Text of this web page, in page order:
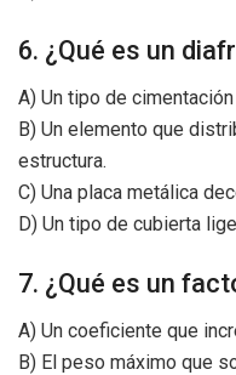
6. ¿Qué es un
A) Un tipo de
B) Un elemento que
estructura.
C) Una placa metálica
D) Un tipo de cubierta
7. ¿Qué es un
A) Un coeficiente que
B) El peso máximo que